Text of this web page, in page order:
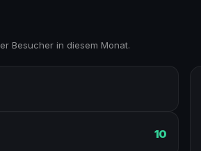
Besucher in diesem Monat.
10